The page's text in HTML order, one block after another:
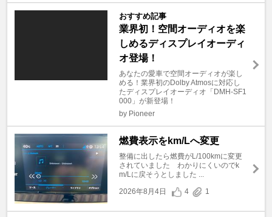
おすすめ記事
業界初！空間オーディオを楽
しめるディスプレイオーディ
オ登場！
あなたの愛車で空間オーディオが楽し
める！業界初のDolby Atmosに対応し
たディスプレイオーディオ「DMH-SF1
000」が新登場！
by Pioneer
燃費表示をkm/Lへ変更
整備に出したら燃費がL/100kmに変更
されていました わかりにくいのでk
m/Lに戻そうとしました ...
2026年8月4日
4 1